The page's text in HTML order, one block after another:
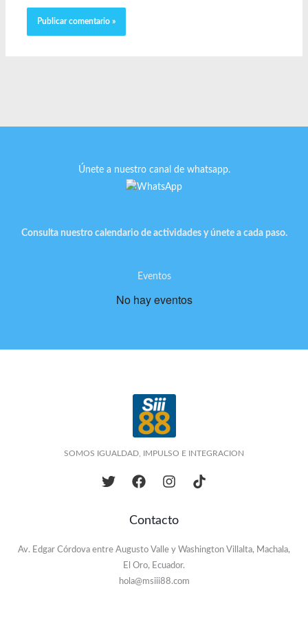
Únete a nuestro canal de whatsapp.
Consulta nuestro calendario de actividades y únete a cada paso.
Eventos
No hay eventos
SOMOS IGUALDAD, IMPULSO E INTEGRACION
Contacto
Av. Edgar Córdova entre Augusto Valle y Washington Villalta, Machala,
El Oro, Ecuador.
hola@msiii88.com